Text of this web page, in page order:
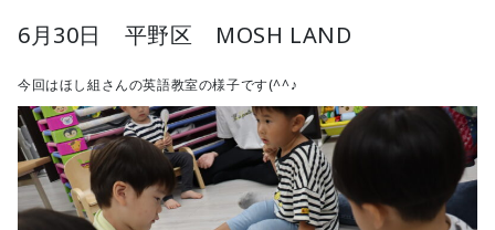
6月30日 平野区 MOSH LAND
今回はほし組さんの英語教室の様子です(^^♪